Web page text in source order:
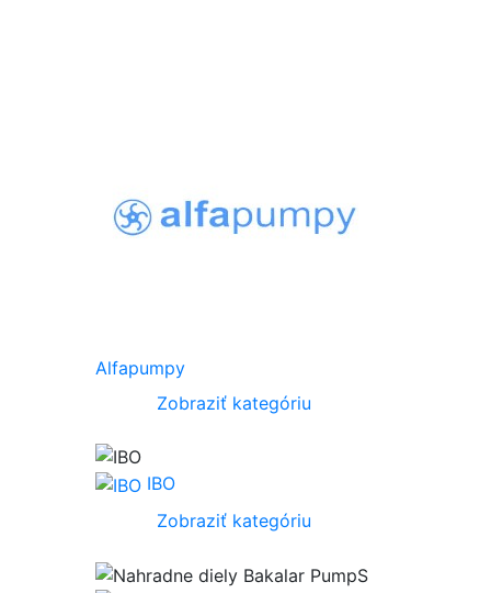
Alfapumpy
Zobraziť kategóriu
IBO
Zobraziť kategóriu